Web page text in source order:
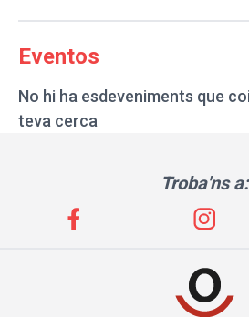
Eventos
No hi ha esdeveniments que
teva cerca
Troba'ns a: